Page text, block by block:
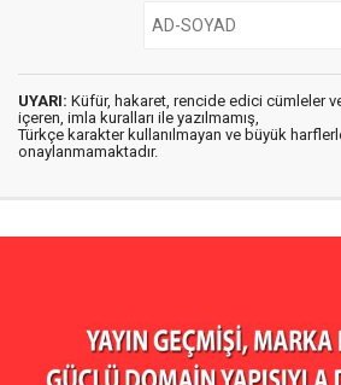
UYARI: Küfür, hakaret, rencide edici cümleler
içeren, imla kuralları ile yazılmamış,
Türkçe karakter kullanılmayan ve büyük
onaylanmamaktadır.